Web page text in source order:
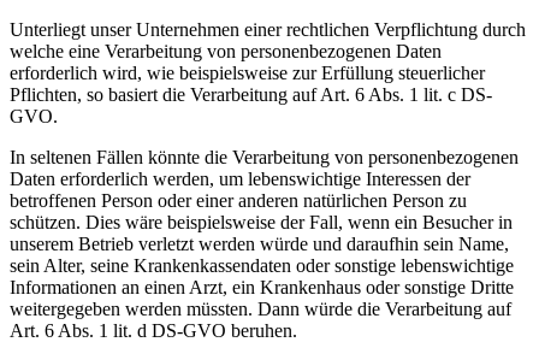
Unterliegt unser Unternehmen einer rechtlichen Verpflichtung durch
welche eine Verarbeitung von personenbezogenen Daten
erforderlich wird, wie beispielsweise zur Erfüllung steuerlicher
Pflichten, so basiert die Verarbeitung auf Art. 6 Abs. 1 lit. c DS-
GVO.
In seltenen Fällen könnte die Verarbeitung von personenbezogenen
Daten erforderlich werden, um lebenswichtige Interessen der
betroffenen Person oder einer anderen natürlichen Person zu
schützen. Dies wäre beispielsweise der Fall, wenn ein Besucher in
unserem Betrieb verletzt werden würde und daraufhin sein Name,
sein Alter, seine Krankenkassendaten oder sonstige lebenswichtige
Informationen an einen Arzt, ein Krankenhaus oder sonstige Dritte
weitergegeben werden müssten. Dann würde die Verarbeitung auf
Art. 6 Abs. 1 lit. d DS-GVO beruhen.